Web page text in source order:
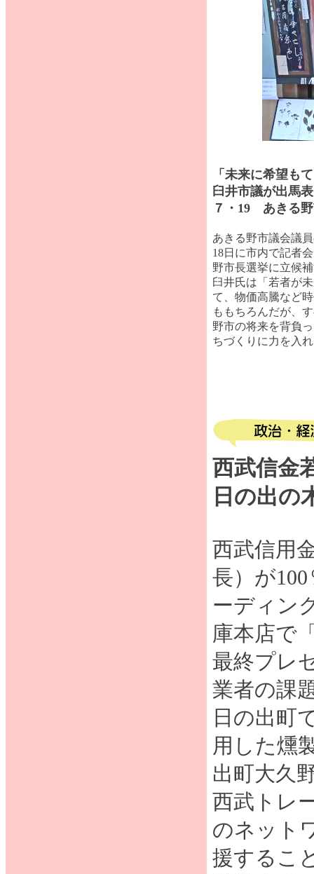
「未来に希望も
臼井市議が出馬
７・19 あきる
あきる野市議会議
18日に市内で記者
野市長選挙に立候
臼井氏は「若者が
て、物価高騰など
ももちろんだが、
野市の将来を背負
ちづくりに力を入
西武信金
日の出の
西武信用
長）が
ーディン
庫本店で
最終プレ
業者の課
日の出町
用した燻
出町大久
西武トレ
のネット
援するこ